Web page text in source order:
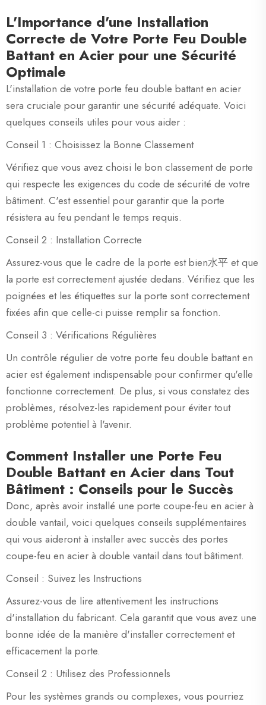
L'Importance d'une Installation
Correcte de Votre Porte Feu Double
Battant en Acier pour une Sécurité
Optimale
L'installation de votre porte feu double battant en acier
sera cruciale pour garantir une sécurité adéquate. Voici
quelques conseils utiles pour vous aider :
Conseil 1 : Choisissez la Bonne Classement
Vérifiez que vous avez choisi le bon classement de porte
qui respecte les exigences du code de sécurité de votre
bâtiment. C'est essentiel pour garantir que la porte
résistera au feu pendant le temps requis.
Conseil 2 : Installation Correcte
Assurez-vous que le cadre de la porte est bien水平 et que
la porte est correctement ajustée dedans. Vérifiez que les
poignées et les étiquettes sur la porte sont correctement
fixées afin que celle-ci puisse remplir sa fonction.
Conseil 3 : Vérifications Régulières
Un contrôle régulier de votre porte feu double battant en
acier est également indispensable pour confirmer qu'elle
fonctionne correctement. De plus, si vous constatez des
problèmes, résolvez-les rapidement pour éviter tout
problème potentiel à l'avenir.
Comment Installer une Porte Feu
Double Battant en Acier dans Tout
Bâtiment : Conseils pour le Succès
Donc, après avoir installé une porte coupe-feu en acier à
double vantail, voici quelques conseils supplémentaires
qui vous aideront à installer avec succès des portes
coupe-feu en acier à double vantail dans tout bâtiment.
Conseil : Suivez les Instructions
Assurez-vous de lire attentivement les instructions
d'installation du fabricant. Cela garantit que vous avez une
bonne idée de la manière d'installer correctement et
efficacement la porte.
Conseil 2 : Utilisez des Professionnels
Pour les systèmes grands ou complexes, vous pourriez